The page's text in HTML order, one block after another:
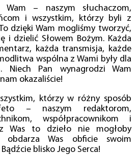
Wam – naszym słuchaczom,
i wszystkim, którzy byli z
dzięki Wam mogliśmy tworzyć,
i dzielić Słowem Bożym. Każda
każda transmisja, każde
wspólna z Wami były dla
Niech Pan wynagrodzi Wam
okazaliście!
którzy w różny sposób
– naszym redaktorom,
współpracownikom i
Was to dzieło nie mogłoby
obdarza Was obficie swoim
blisko Jego Serca!